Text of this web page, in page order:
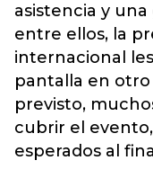
asistencia y
entre ellos, la
internacional
pantalla en otro
previsto,
cubrir el
esperados al